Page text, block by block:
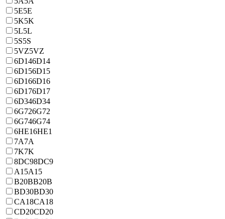
5E5E
5K5K
5L5L
5S5S
5VZ5VZ
6D146D14
6D156D15
6D166D16
6D176D17
6D346D34
6G726G72
6G746G74
6HE16HE1
7A7A
7K7K
8DC98DC9
A15A15
B20BB20B
BD30BD30
CA18CA18
CD20CD20